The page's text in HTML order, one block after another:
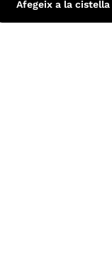
Afegeix a la cistella